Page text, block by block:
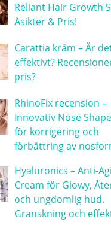
Reliant Hair Growth
Åsikter & Pris!
Carattia kräm – Är
effektivt?
pris?
RhinoFix recension –
Innovativ Nose
för korrigering och
förbättring av
Hyaluronics – Anti-
Cream för Glowy,
och ungdomlig hud.
Granskning och